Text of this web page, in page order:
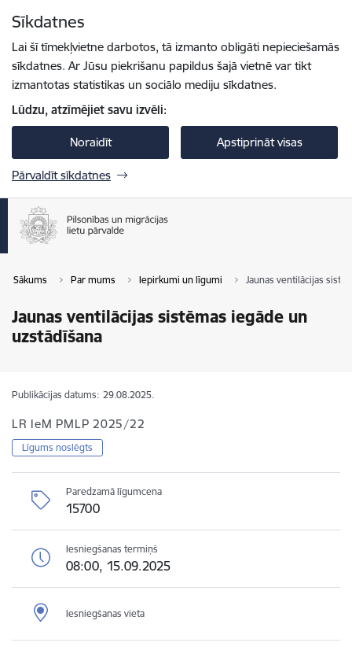
Sīkdatnes
Lai šī tīmekļvietne darbotos, tā izmanto obligāti nepieciešamās
sīkdatnes. Ar Jūsu piekrišanu papildus šajā vietnē var tikt
izmantotas statistikas un sociālo mediju sīkdatnes.
Lūdzu, atzīmējiet savu izvēli:
Noraidīt Apstiprināt visas
Pārvaldīt sīkdatnes
Sākums Par mums Iepirkumi un līgumi Jaunas ventilācijas
Jaunas ventilācijas sistēmas iegāde un
uzstādīšana
Publikācijas datums: 29.08.2025.
LR IeM PMLP 2025/22
Līgums noslēgts
Paredzamā līgumcena
15700
Iesniegšanas termiņš
08:00, 15.09.2025
Iesniegšanas vieta